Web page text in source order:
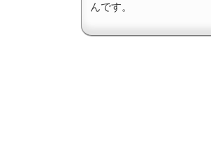
んです。